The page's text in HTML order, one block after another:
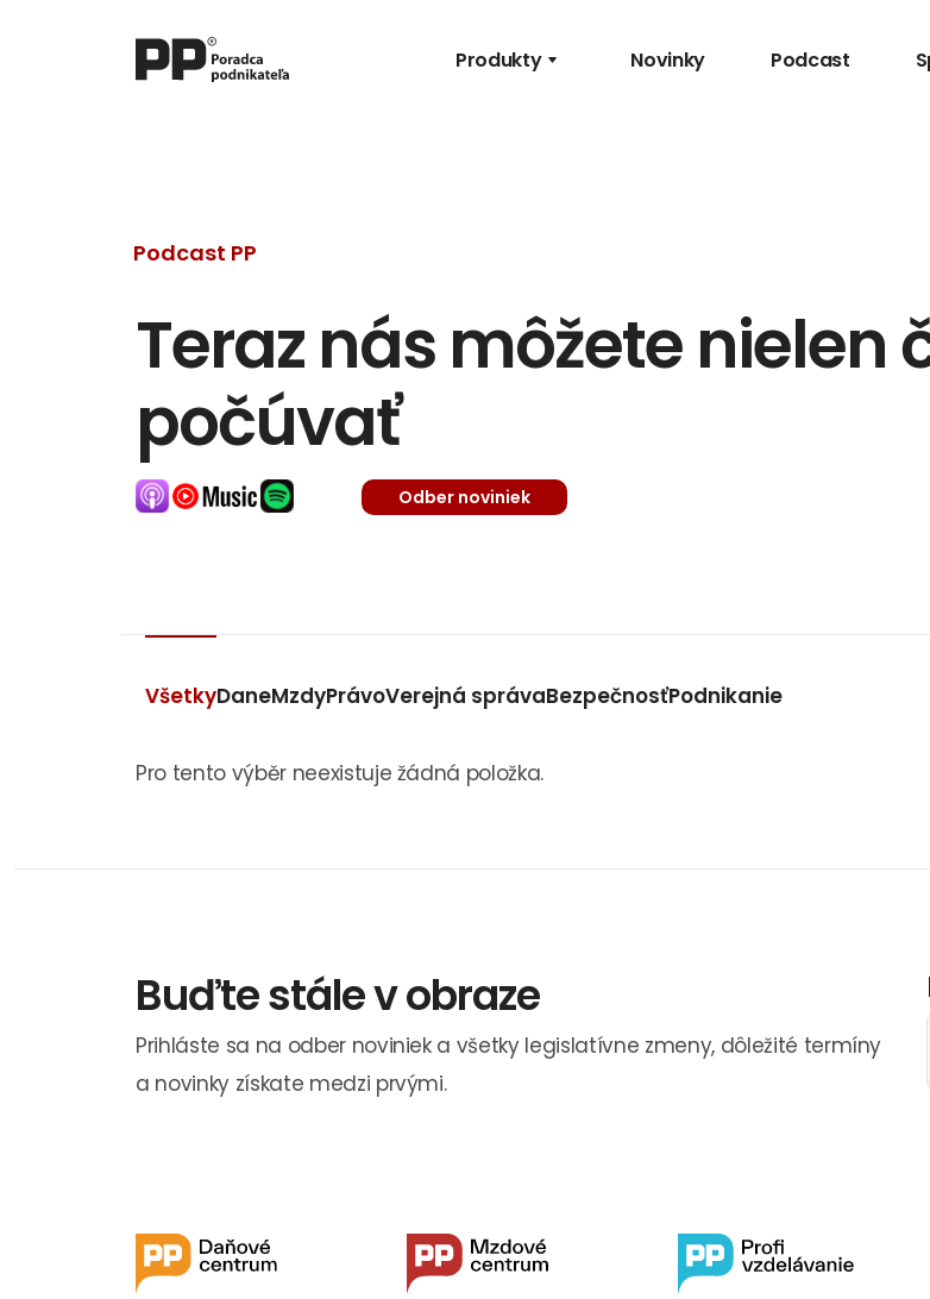
Produkty Novinky Podcast
Podcast PP
Teraz nás môžete nielen
počúvať
Odber noviniek
VšetkyDaneMzdyPrávoVerejná správaBezpečnosťPodnikanie
Pro tento výběr neexistuje žádná položka.
Buďte stále v obraze
Prihláste sa na odber noviniek a všetky legislatívne zmeny, dôležité termíny
a novinky získate medzi prvými.